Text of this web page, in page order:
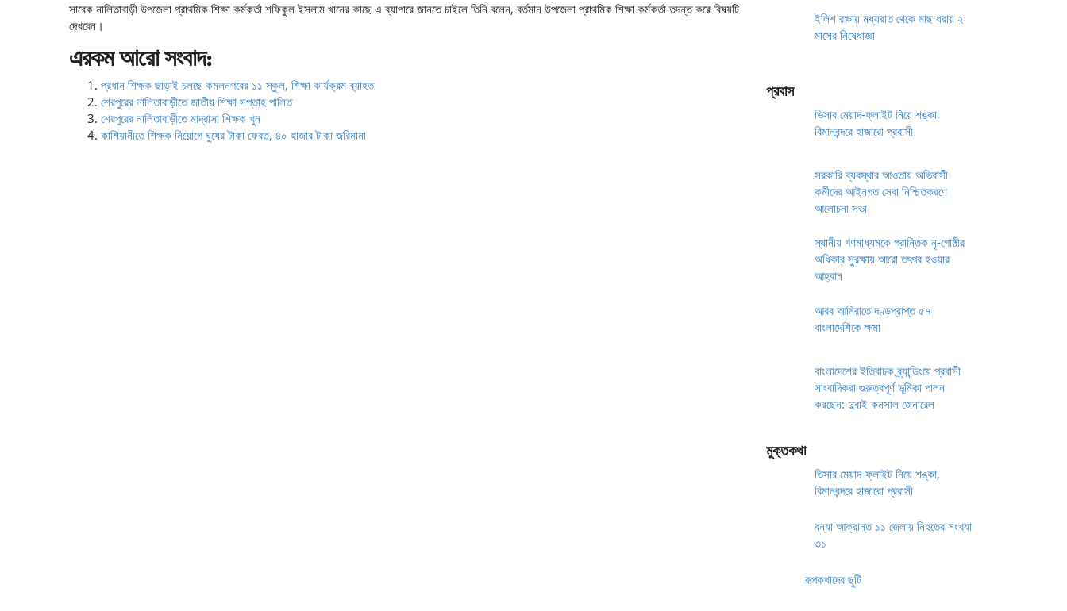
সাবেক নালিতাবাড়ী উপজেলা প্রাথমিক শিক্ষা কর্মকর্তা শফিকুল ইসলাম খানের কাছে এ ব্যাপারে জানতে চাইলে তিনি বলেন, বর্তমান উপজেলা প্রাথমিক শিক্ষা কর্মকর্তা তদন্ত করে বিষয়টি
দেখবেন।
এরকম আরো সংবাদ:
প্রধান শিক্ষক ছাড়াই চলছে কমলনগরের ১১ স্কুল, শিক্ষা কার্যক্রম ব্যাহত
শেরপুরের নালিতাবাড়ীতে জাতীয় শিক্ষা সপ্তাহ পালিত
শেরপুরের নালিতাবাড়ীতে মাদ্রাসা শিক্ষক খুন
কাশিয়ানীতে শিক্ষক নিয়োগে ঘুষের টাকা ফেরত, ৪০ হাজার টাকা জরিমানা
ইলিশ রক্ষায় মধ্যরাত থেকে মাছ ধরায় ২
মাসের নিষেধাজ্ঞা
প্রবাস
ভিসার মেয়াদ-ফ্লাইট নিয়ে শঙ্কা,
বিমানবন্দরে হাজারো প্রবাসী
সরকারি ব্যবস্থার আওতায় অভিবাসী
কর্মীদের আইনগত সেবা নিশ্চিতকরণে
আলোচনা সভা
স্থানীয় গণমাধ্যমকে প্রান্তিক নৃ-গোষ্ঠীর
অধিকার সুরক্ষায় আরো তৎপর হওয়ার
আহ্বান
আরব আমিরাতে দণ্ডপ্রাপ্ত ৫৭
বাংলাদেশিকে ক্ষমা
বাংলাদেশের ইতিবাচক ব্র্যান্ডিংয়ে প্রবাসী
সাংবাদিকরা গুরুত্বপূর্ণ ভূমিকা পালন
করছেন: দুবাই কনসাল জেনারেল
মুক্তকথা
ভিসার মেয়াদ-ফ্লাইট নিয়ে শঙ্কা,
বিমানবন্দরে হাজারো প্রবাসী
বন্যা আক্রান্ত ১১ জেলায় নিহতের সংখ্যা
৩১
রূপকথাদের ছুটি